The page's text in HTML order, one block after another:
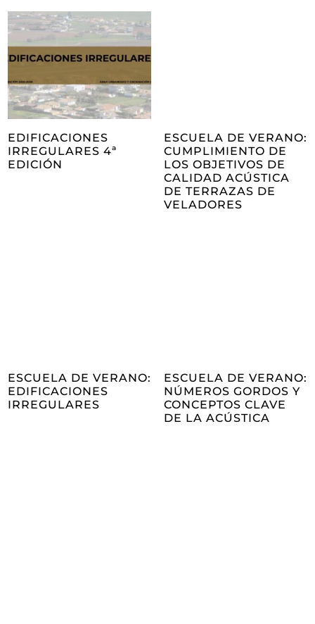
EDIFICACIONES
IRREGULARES 4ª
EDICIÓN
ESCUELA DE VERANO:
CUMPLIMIENTO DE
LOS OBJETIVOS DE
CALIDAD ACÚSTICA
DE TERRAZAS DE
VELADORES
ESCUELA DE VERANO:
EDIFICACIONES
IRREGULARES
ESCUELA DE VERANO:
NÚMEROS GORDOS Y
CONCEPTOS CLAVE
DE LA ACÚSTICA